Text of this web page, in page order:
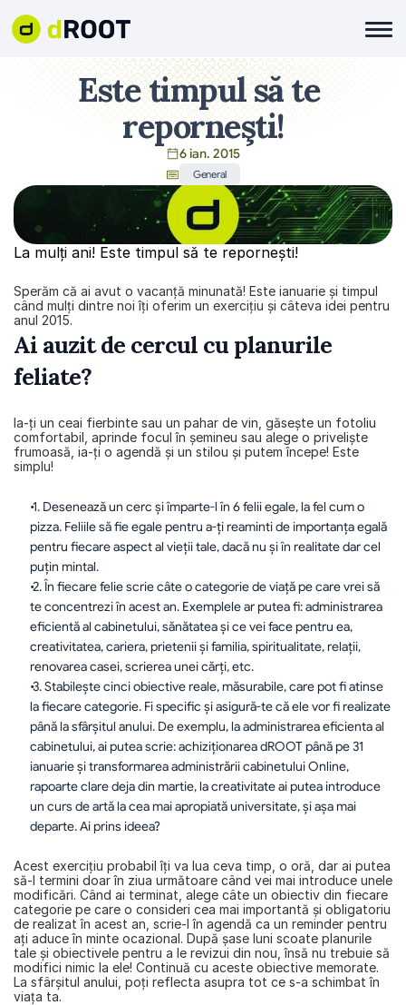
Este timpul să te
reporneşti!
6 ian. 2015
General
La mulți ani! Este timpul să te reporneşti!
Sperăm că ai avut o vacanţă minunată! Este ianuarie şi timpul
când mulţi dintre noi îţi oferim un exerciţiu și câteva idei pentru
anul 2015.
Ai auzit de cercul cu planurile
feliate?
Ia-ţi un ceai fierbinte sau un pahar de vin, găseşte un fotoliu
comfortabil, aprinde focul în şemineu sau alege o privelişte
frumoasă, ia-ți o agendă şi un stilou şi putem începe! Este
simplu!
1. Desenează un cerc şi împarte-l în 6 felii egale, la fel cum o
pizza. Feliile să fie egale pentru a-ţi reaminti de importanţa egală
pentru fiecare aspect al vieţii tale, dacă nu şi în realitate dar cel
puţin mintal.
2. În fiecare felie scrie câte o categorie de viață pe care vrei să
te concentrezi în acest an. Exemplele ar putea fi: administrarea
eficientă al cabinetului, sănătatea şi ce vei face pentru ea,
creativitatea, cariera, prietenii și familia, spiritualitate, relaţii,
renovarea casei, scrierea unei cărţi, etc.
3. Stabileşte cinci obiective reale, măsurabile, care pot fi atinse
la fiecare categorie. Fi specific și asigură-te că ele vor fi realizate
până la sfârşitul anului. De exemplu, la administrarea eficienta al
cabinetului, ai putea scrie: achiziţionarea dROOT până pe 31
ianuarie și transformarea administrării cabinetului Online,
rapoarte clare deja din martie, la creativitate ai putea introduce
un curs de artă la cea mai apropiată universitate, și așa mai
departe. Ai prins ideea?
Acest exerciţiu probabil îţi va lua ceva timp, o oră, dar ai putea
să-l termini doar în ziua următoare când vei mai introduce unele
modificări. Când ai terminat, alege câte un obiectiv din fiecare
categorie pe care o consideri cea mai importantă și obligatoriu
de realizat în acest an, scrie-l în agendă ca un reminder pentru
aţi aduce în minte ocazional. După şase luni scoate planurile
tale şi obiectivele pentru a le revizui din nou, însă nu trebuie să
modifici nimic la ele! Continuă cu aceste obiective memorate.
La sfârşitul anului, poţi reflecta asupra tot ce s-a schimbat în
viaţa ta.